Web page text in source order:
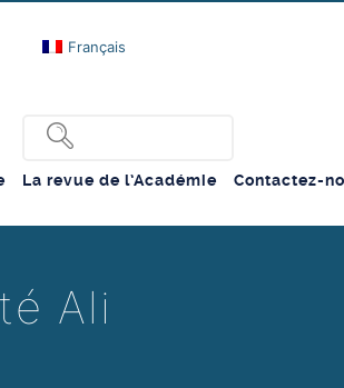
Français
La revue de l’Académie Contactez-
Ali